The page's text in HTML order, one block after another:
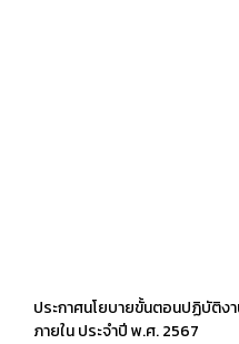
ประกาศนโยบายขั้นตอนปฏิบัติ
ภายใน ประจำปี พ.ศ. 2567